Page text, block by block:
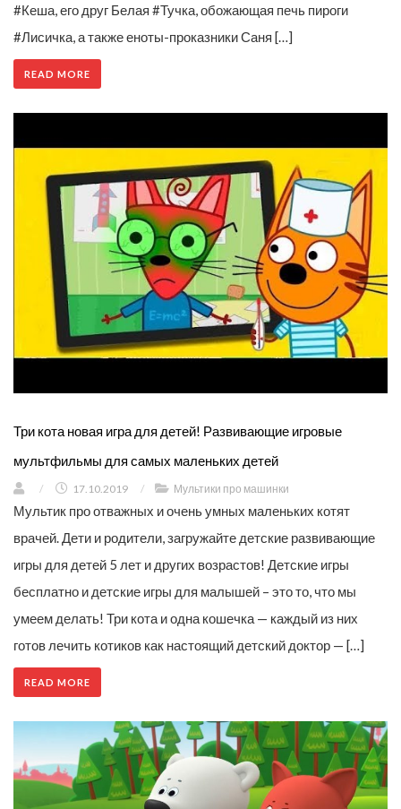
#Кеша, его друг Белая #Тучка, обожающая печь пироги
#Лисичка, а также еноты-проказники Саня […]
READ MORE
Три кота новая игра для детей! Развивающие игровые
мультфильмы для самых маленьких детей
/ 17.10.2019 / Мультики про машинки
Мультик про отважных и очень умных маленьких котят
врачей. Дети и родители, загружайте детские развивающие
игры для детей 5 лет и других возрастов! Детские игры
бесплатно и детские игры для малышей – это то, что мы
умеем делать! Три кота и одна кошечка — каждый из них
готов лечить котиков как настоящий детский доктор — […]
READ MORE